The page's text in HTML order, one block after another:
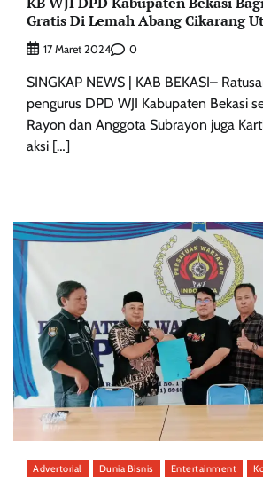
Gratis Di Lemah Abang Cikarang
17 Maret 2024 0
SINGKAP NEWS | KAB BEKASI–
pengurus DPD WJI Kabupaten Bekasi
Rayon dan Anggota Subrayon juga
aksi […]
Advertorial Dunia Bisnis Entertainment